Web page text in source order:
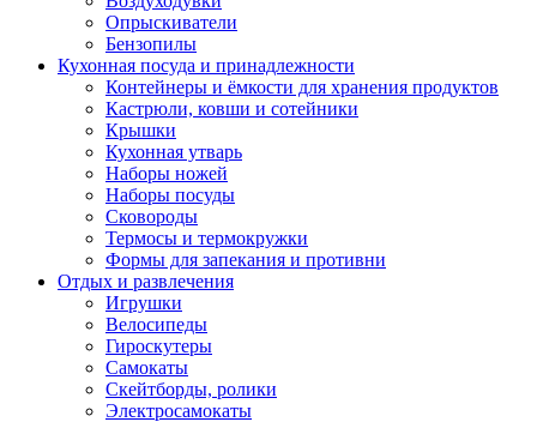
Опрыскиватели
Бензопилы
Кухонная посуда и принадлежности
Контейнеры и ёмкости для хранения продуктов
Кастрюли, ковши и сотейники
Крышки
Кухонная утварь
Наборы ножей
Наборы посуды
Сковороды
Термосы и термокружки
Формы для запекания и противни
Отдых и развлечения
Игрушки
Велосипеды
Гироскутеры
Самокаты
Скейтборды, ролики
Электросамокаты